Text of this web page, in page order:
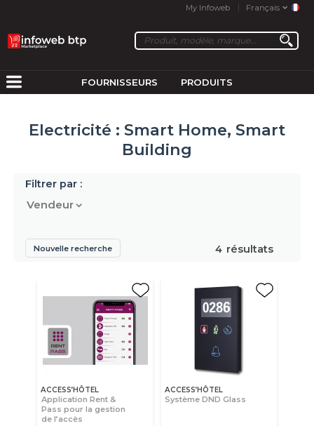
My Infoweb Français
FOURNISSEURS PRODUITS
Electricité : Smart Home, Smart
Building
Filtrer par :
Vendeur
4 résultats
Nouvelle recherche
ACCESS’HÔTEL
Application Rent &
Pass pour la gestion
de l’accès
ACCESS’HÔTEL
Système DND Glass